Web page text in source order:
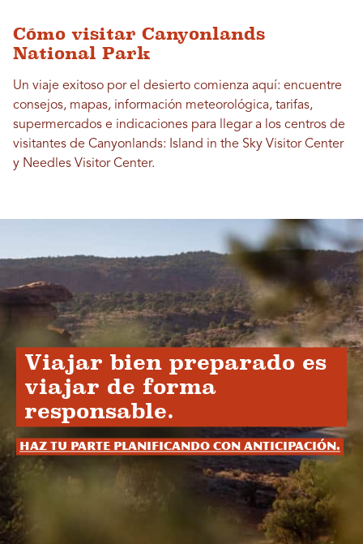
Cómo visitar Canyonlands
National Park
Un viaje exitoso por el desierto comienza aquí: encuentre
consejos, mapas, información meteorológica, tarifas,
supermercados e indicaciones para llegar a los centros de
visitantes de Canyonlands: Island in the Sky Visitor Center
y Needles Visitor Center.
Viajar bien preparado es
viajar de forma
responsable.
Haz tu parte planificando con anticipación.